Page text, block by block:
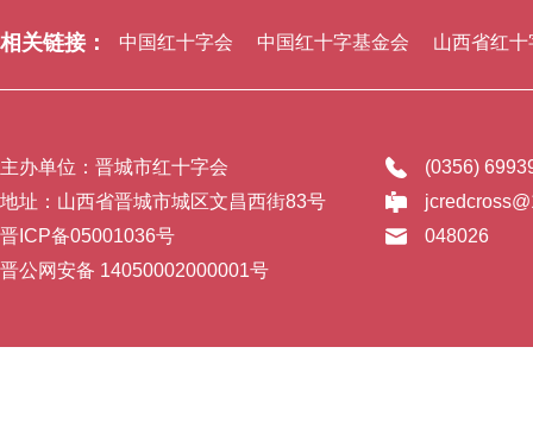
相关链接： 中国红十字会 中国红十字基金会 山西省红十
主办单位：晋城市红十字会
地址：山西省晋城市城区文昌西街83号
晋ICP备05001036号
晋公网安备 14050002000001号
(0356)
048026